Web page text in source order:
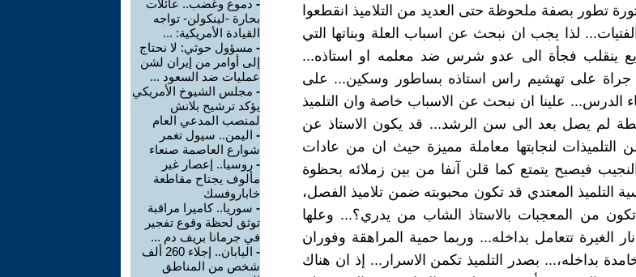
تطور بصفة ملحوظة حتى العديد من التلاميذ انقطعوا
لذا يجب ان نبحث عن اسباب العلة وبناتها التي
ينقلب فجأة الى عدو شرس ضد معلمه او استاذه...
على تهشيم راس استاذه بساطور وسكين... على
الدرس... علينا ان نبحث عن الاسباب خاصة وان التلميذ
لم يصل بعد الى سن الرشد... قد يكون الاستاذ عن
التلميذات لنجابتها معاملة مميزة حيث ان من عادات
النجيب فيصبح يتمتع كما قلن آنفا من بين زملائه بحظوة
التلميذ المعتدي قد تكون محبوبته ضمن تلاميذ الفصل،
من المعجبات بالاستاذ الشاب من يدري؟... وعلها
الغيرة تتعامل بداخله... وربما حمية المراهقة وفوران
بداخله،... بصدر التلميذ تكمن الاسرار... إذ ان هناك
- دموع وغضب.. عائلات
بحارة -لينكولن- تواجه
القيادة الأمريكية: ...
- مسؤول حوثي: لا نحتاج
إلى أوامر من إيران لشن
عمليات ضد السعود ...
- مجلس الشيوخ الأمريكي
يؤكد ترشيح بلانش
لمنصب المدعي العام
- اليمن.. سيول تغمر
شوارع العاصمة صنعاء
- روسيا.. إعصار غير
مألوف يجتاح مقاطعة
خاباروفسك
- سوريا.. كاميرا مراقبة
توثق لحظة وقوع تفجير
في جرمانا بريف دم ...
-
اليابان.. إجلاء 260 ألف
شخص من المناطق